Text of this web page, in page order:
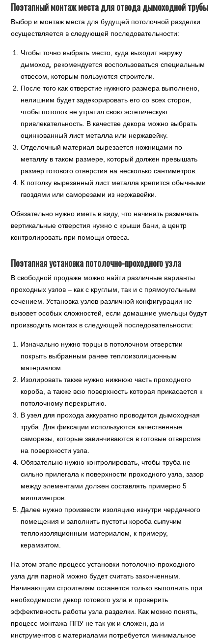
Поэтапный монтаж места для отвода дымоходной трубы
Выбор и монтаж места для будущей потолочной разделки
осуществляется в следующей последовательности:
Чтобы точно выбрать место, куда выходит наружу
дымоход, рекомендуется воспользоваться специальным
отвесом, которым пользуются строители.
После того как отверстие нужного размера выполнено,
нелишним будет задекорировать его со всех сторон,
чтобы потолок не утратил свою эстетическую
привлекательность. В качестве декора можно выбрать
оцинкованный лист металла или нержавейку.
Отделочный материал вырезается ножницами по
металлу в таком размере, который должен превышать
размер готового отверстия на несколько сантиметров.
К потолку вырезанный лист металла крепится обычными
гвоздями или саморезами из нержавейки.
Обязательно нужно иметь в виду, что начинать размечать
вертикальные отверстия нужно с крыши бани, а центр
контролировать при помощи отвеса.
Поэтапная установка потолочно-проходного узла
В свободной продаже можно найти различные варианты
проходных узлов – как с круглым, так и с прямоугольным
сечением. Установка узлов различной конфигурации не
вызовет особых сложностей, если домашние умельцы будут
производить монтаж в следующей последовательности:
Изначально нужно торцы в потолочном отверстии
покрыть выбранным ранее теплоизоляционным
материалом.
Изолировать также нужно нижнюю часть проходного
короба, а также всю поверхность которая прикасается к
потолочному перекрытию.
В узел для прохода аккуратно проводится дымоходная
труба. Для фиксации используются качественные
саморезы, которые завинчиваются в готовые отверстия
на поверхности узла.
Обязательно нужно контролировать, чтобы труба не
сильно прилегала к поверхности проходного узла, зазор
между элементами должен составлять примерно 5
миллиметров.
Далее нужно произвести изоляцию изнутри чердачного
помещения и заполнить пустоты короба сыпучим
теплоизоляционным материалом, к примеру,
керамзитом.
На этом этапе процесс установки потолочно-проходного
узла для парной можно будет считать законченным.
Начинающим строителям останется только выполнить при
необходимости декор готового узла и проверить
эффективность работы узла разделки. Как можно понять,
процесс монтажа ППУ не так уж и сложен, да и
инструментов с материалами потребуется минимальное